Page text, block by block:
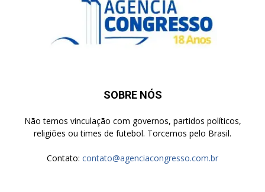
SOBRE NÓS
Não temos vinculação com governos, partidos políticos,
religiões ou times de futebol. Torcemos pelo Brasil.
Contato: contato@agenciacongresso.com.br